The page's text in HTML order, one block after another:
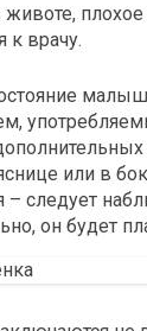
плохое
к врачу.
или в
следует
он будет